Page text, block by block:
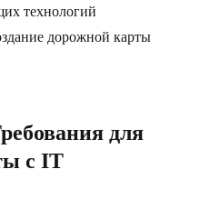
технологий
дорожной карты
для
с IT